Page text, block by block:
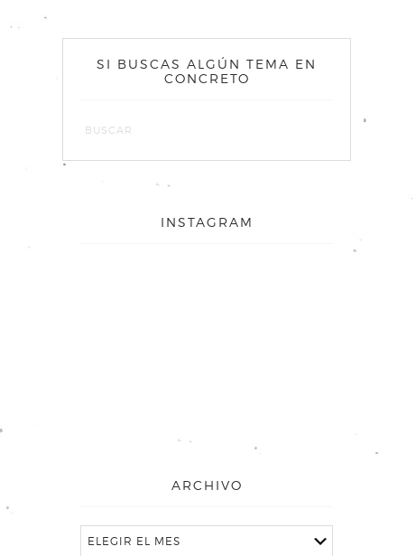
SI BUSCAS ALGÚN TEMA EN
CONCRETO
INSTAGRAM
ARCHIVO